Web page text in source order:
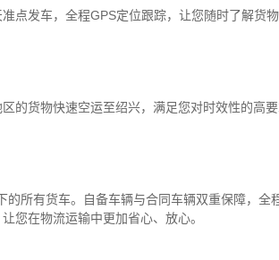
点发车，全程GPS定位跟踪，让您随时了解货
的货物快速空运至绍兴，满足您对时效性的高
所有货车。自备车辆与合同车辆双重保障，全
您在物流运输中更加省心、放心。